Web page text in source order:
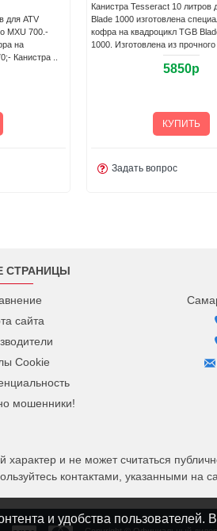
что
Канистра Tesseract 15 литров
1000 является дополнением к
Tesseract UTV, разработанной
для линейки спортивных
7600р
КУПИТЬ
Задать вопрос
СТРАНИЦЫ
сайта
Cookie
мошенники!
и не может считаться
контактами, указанными на
и удобства